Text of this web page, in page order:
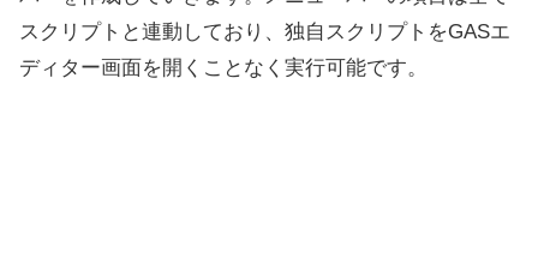
スクリプトと連動しており、独自スクリプトをGASエ
ディター画面を開くことなく実行可能です。